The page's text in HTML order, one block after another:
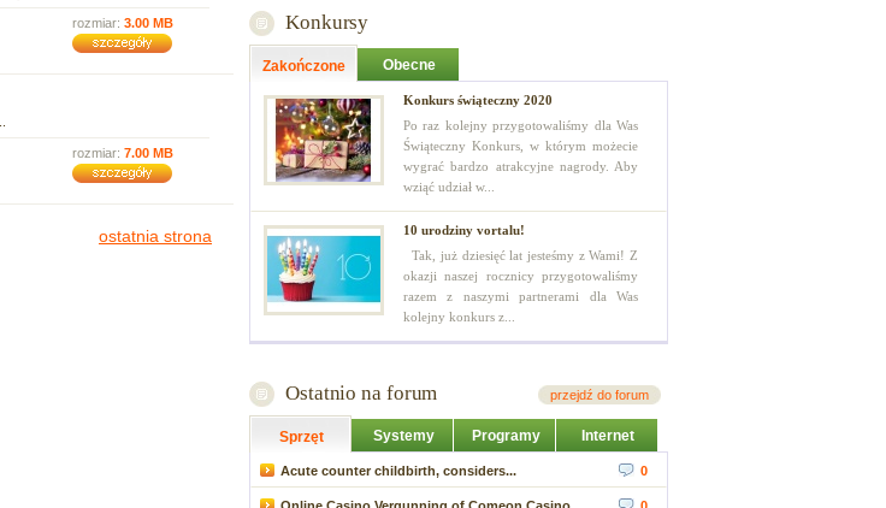
rozmiar: 3.00 MB
rozmiar: 7.00 MB
ostatnia strona
Konkursy
Zakończone Obecne
Konkurs świąteczny 2020
Po raz kolejny przygotowaliśmy dla Was
Świąteczny Konkurs, w którym możecie
wygrać bardzo atrakcyjne nagrody. Aby
wziąć udział w...
10 urodziny vortalu!
Tak, już dziesięć lat jesteśmy z Wami! Z
okazji naszej rocznicy przygotowaliśmy
razem z naszymi partnerami dla Was
kolejny konkurs z...
Ostatnio na forum przejdź do forum
Sprzęt Systemy Programy Internet
Acute counter childbirth, considers... 0